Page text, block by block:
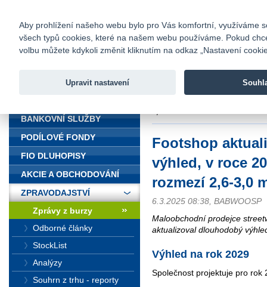
Fio banka
Fio banka
Footshop
výhled, v roce
rozmezí 2,6-3,0
6.3.2025 08:38, BABWOOSP
Maloobchodní prodejce
aktualizoval dlouhodobý
Výhled na rok 2029
Společnost projektuje pro rok
BANKOVNÍ SLUŽBY
PODÍLOVÉ FONDY
FIO DLUHOPISY
AKCIE A OBCHODOVÁNÍ
ZPRAVODAJSTVÍ
Zprávy z burzy
Odborné články
StockList
Analýzy
Souhrn z trhu - reporty
Aby prohlížení našeho webu bylo pro Vás komfortní, využíváme
všech typů cookies, které na našem webu používáme. Pokud
volbu můžete kdykoli změnit kliknutím na odkaz „Nastavení
Upravit nastavení